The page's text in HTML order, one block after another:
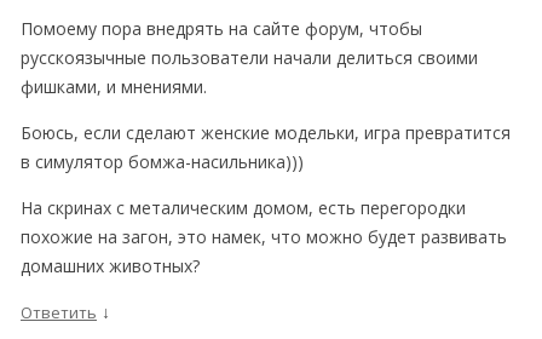
Помоему пора внедрять на сайте форум, чтобы
русскоязычные пользователи начали делиться своими
фишками, и мнениями.
Боюсь, если сделают женские модельки, игра превратится
в симулятор бомжа-насильника)))
На скринах с металическим домом, есть перегородки
похожие на загон, это намек, что можно будет развивать
домашних животных?
Ответить ↓